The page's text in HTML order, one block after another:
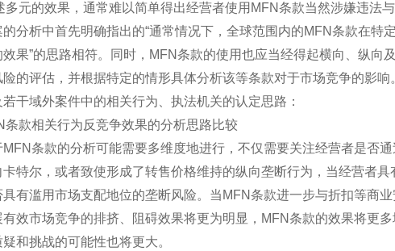
元的效果，通常难以简单得出经营者使用MFN条款当然涉嫌违法与
分析中首先明确指出的“通常情况下，全球范围内的MFN条款在特
果”的思路相符。同时，MFN条款的使用也应当经得起横向、纵向
的评估，并根据特定的情形具体分析该等条款对于市场竞争的影响
干域外案件中的相关行为、执法机关的认定思路：
款相关行为反竞争效果的分析思路比较
条款的分析可能需要多维度地进行，不仅需要关注经营者是否
特尔，或者致使形成了转售价格维持的纵向垄断行为，当经营者具
有滥用市场支配地位的垄断风险。当MFN条款进一步与折扣等商
效市场竞争的排挤、阻碍效果将更为明显，MFN条款的效果将更
和挑战的可能性也将更大。